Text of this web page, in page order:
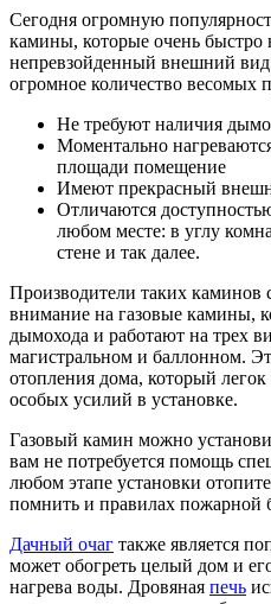
Сегодня огромную
камины, которые очень быстро
непревзойденный внешний
огромное количество весомых
Не требуют наличия
Моментально
площади помещение
Имеют прекрасный
Отличаются
любом месте: в углу
стене и так далее.
Производители таких каминов
внимание на газовые камины,
дымохода и работают на трех
магистральном и баллонном.
отопления дома, который
особых усилий в установке.
Газовый камин можно
вам не потребуется помощь
любом этапе установки
помнить и правилах пожарной
Дачный очаг также является
может обогреть целый дом и
нагрева воды. Дровяная печь